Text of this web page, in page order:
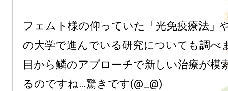
フェムト様の仰っていた「光免疫療法」
の大学で進んでいる研究についても調べ
目から鱗のアプローチで新しい治療が模
るのですね…驚きです(@_@)